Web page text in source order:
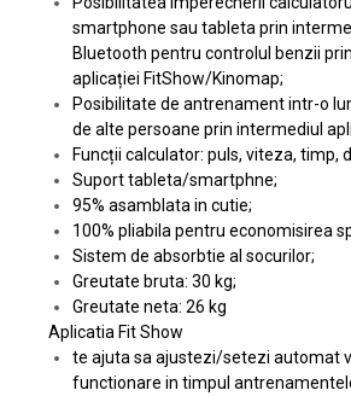
smartphone sau tableta prin
Bluetooth pentru controlul benzii
aplicației FitShow/Kinomap;
Posibilitate de antrenament intr-o
de alte persoane prin intermediul
Funcții calculator: puls, viteza, timp,
Suport tableta/smartphne;
95% asamblata in cutie;
100% pliabila pentru economisirea
Sistem de absorbtie al socurilor;
Greutate bruta: 30 kg;
Greutate neta: 26 kg
Aplicatia Fit Show
te ajuta sa ajustezi/setezi automat
functionare in timpul